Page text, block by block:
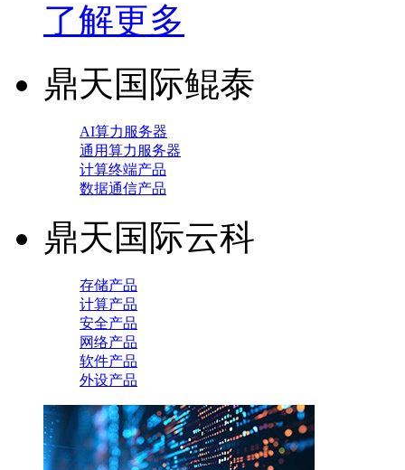
了解更多
鼎天国际鲲泰
AI算力服务器
通用算力服务器
计算终端产品
数据通信产品
鼎天国际云科
存储产品
计算产品
安全产品
网络产品
软件产品
外设产品